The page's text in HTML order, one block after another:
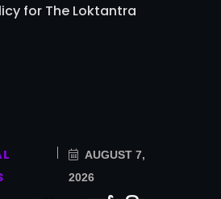
for The Loktantra
AUGUST 7,
2026